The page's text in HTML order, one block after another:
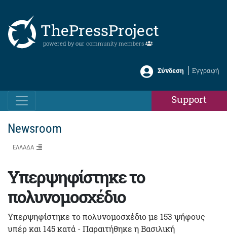
ThePressProject
powered by our community members
Σύνδεση Εγγραφή
Support
Newsroom
ΕΛΛΑΔΑ
Υπερψηφίστηκε το
πολυνομοσχέδιο
Υπερψηφίστηκε το πολυνομοσχέδιο με 153 ψήφους
υπέρ και 145 κατά - Παραιτήθηκε η Βασιλική